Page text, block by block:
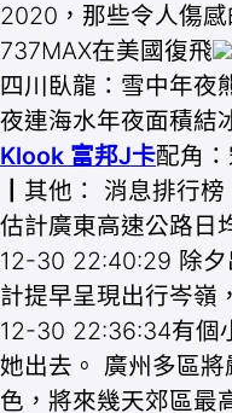
2020，那些令人傷感
737MAX在美國復飛
四川臥龍：雪中年夜
夜連海水年夜面積結
Klook 富邦J卡配角
┃其他： 消息排行
估計廣東高速公路日
12-30 22:40:29 除夕
計提早呈現出行岑嶺
12-30 22:36:34有個
她出去。 廣州多區
色，將來幾天郊區